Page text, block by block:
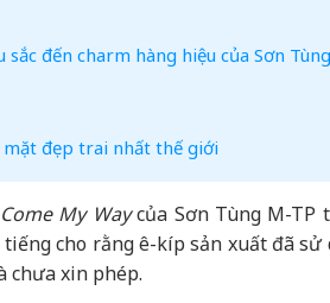
sắc đến charm hàng hiệu của Sơn
đẹp trai nhất thế giới
Come My Waycủa Sơn Tùng M-TP
cho rằng ê-kíp sản xuất đã
chưa xin phép.